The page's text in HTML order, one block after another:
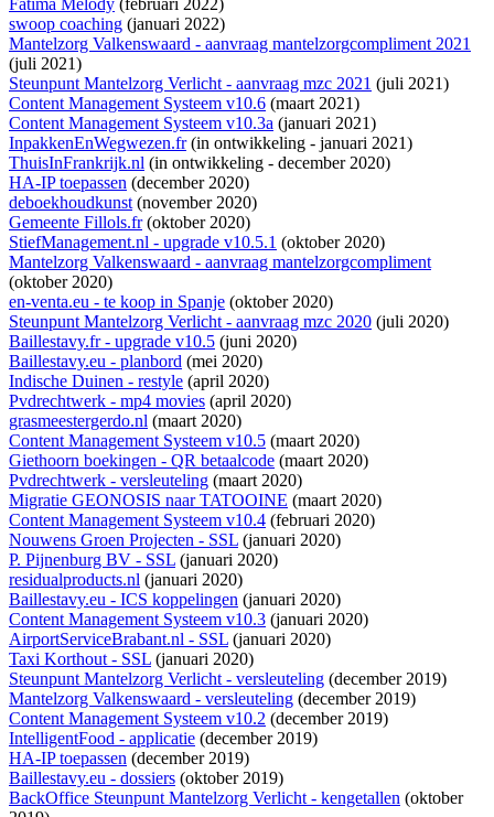
Fatima Melody (februari 2022)
swoop coaching (januari 2022)
Mantelzorg Valkenswaard - aanvraag mantelzorgcompliment 2021
(juli 2021)
Steunpunt Mantelzorg Verlicht - aanvraag mzc 2021 (juli 2021)
Content Management Systeem v10.6 (maart 2021)
Content Management Systeem v10.3a (januari 2021)
InpakkenEnWegwezen.fr(in ontwikkeling - januari 2021)
ThuisInFrankrijk.nl (in ontwikkeling - december 2020)
HA-IP toepassen (december 2020)
deboekhoudkunst(november 2020)
Gemeente Fillols.fr(oktober 2020)
StiefManagement.nl - upgrade v10.5.1 (oktober 2020)
Mantelzorg Valkenswaard - aanvraag mantelzorgcompliment
(oktober 2020)
en-venta.eu - te koop in Spanje (oktober 2020)
Steunpunt Mantelzorg Verlicht - aanvraag mzc 2020 (juli 2020)
Baillestavy.fr - upgrade v10.5 (juni 2020)
Baillestavy.eu - planbord (mei 2020)
Indische Duinen - restyle (april 2020)
Pvdrechtwerk - mp4 movies (april 2020)
grasmeestergerdo.nl (maart 2020)
Content Management Systeem v10.5 (maart 2020)
Giethoorn boekingen - QR betaalcode (maart 2020)
Pvdrechtwerk - versleuteling (maart 2020)
Migratie GEONOSIS naar TATOOINE (maart 2020)
Content Management Systeem v10.4 (februari 2020)
Nouwens Groen Projecten - SSL (januari 2020)
P. Pijnenburg BV - SSL (januari 2020)
residualproducts.nl (januari 2020)
Baillestavy.eu - ICS koppelingen (januari 2020)
Content Management Systeem v10.3 (januari 2020)
AirportServiceBrabant.nl - SSL (januari 2020)
Taxi Korthout - SSL (januari 2020)
Steunpunt Mantelzorg Verlicht - versleuteling (december 2019)
Mantelzorg Valkenswaard - versleuteling (december 2019)
Content Management Systeem v10.2 (december 2019)
IntelligentFood - applicatie (december 2019)
HA-IP toepassen (december 2019)
Baillestavy.eu - dossiers (oktober 2019)
BackOffice Steunpunt Mantelzorg Verlicht - kengetallen (oktober